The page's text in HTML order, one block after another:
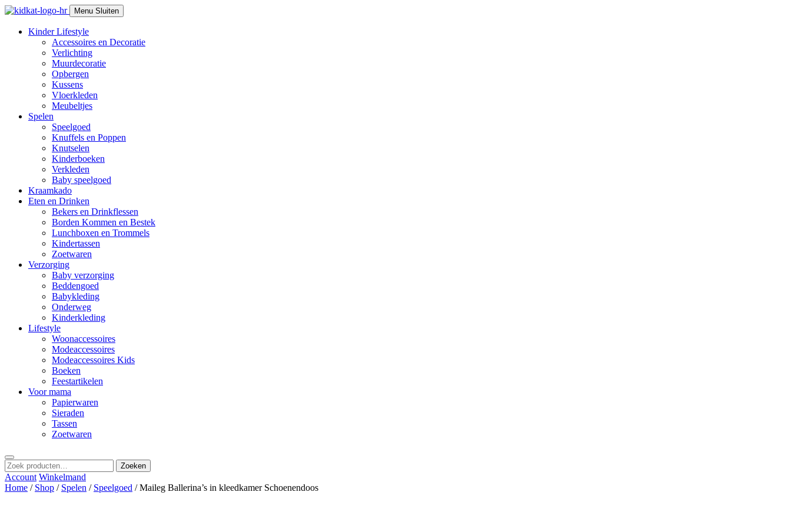
Skip
content
Menu Sluiten
Kinder Lifestyle
Accessoires en Decoratie
Verlichting
Muurdecoratie
Opbergen
Kussens
Vloerkleden
Meubeltjes
Spelen
Speelgoed
Knuffels en Poppen
Knutselen
Kinderboeken
Verkleden
Baby speelgoed
Kraamkado
Eten en Drinken
Bekers en Drinkflessen
Borden Kommen en Bestek
Lunchboxen en Trommels
Kindertassen
Zoetwaren
Verzorging
Baby verzorging
Beddengoed
Babykleding
Onderweg
Kinderkleding
Lifestyle
Woonaccessoires
Modeaccessoires
Modeaccessoires Kids
Boeken
Feestartikelen
Voor mama
Papierwaren
Sieraden
Tassen
Zoetwaren
Zoeken
naar:
Zoeken
Account Winkelmand
Home / Shop / Spelen / Speelgoed / Maileg Ballerina’s in kleedkamer Schoenendoos